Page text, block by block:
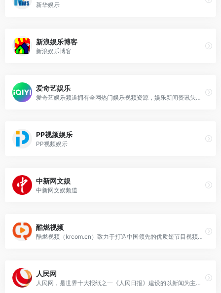
新华娱乐
新浪娱乐博客
新浪娱乐博客
爱奇艺娱乐
爱奇艺娱乐频道拥有全网热门娱乐视频资源，娱乐新闻资讯头条视频在线观看。包含娱乐热点、影视娱乐、明星资讯、八卦、选秀、情感、时尚娱乐、明星圈动态、明星演出活动等类型。拥有《爱奇艺早班机》、《娱乐猛回头》、《爱奇艺娱乐播报》、《娱乐直通车》等娱乐热门节目。的、丰富的娱乐视频供观众在线观看。
PP视频娱乐
PP视频娱乐
中新网文娱
中新网文娱频道
酷燃视频
酷燃视频（krcom.cn）致力于打造中国领先的优质短节目视频生产、传播、消费一体化平台。酷燃视频内容涵盖影视、娱乐、文化、动漫、旅行、美食、育儿等。随时打开酷燃视频，开启新视界。
人民网
人民网，是世界十大报纸之一《人民日报》建设的以新闻为主的大型网上信息发布平台，也是互联网上最大的中文和多语种新闻网站之一。作为国家重点新闻网站，人民网以新闻报道的权威性、及时性、多样性和评论性为特色，在网民中树立起了“权威媒体、大众网站”的形象。